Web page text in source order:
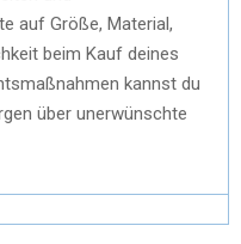
auf Größe, Material,
beim Kauf deines
kannst du
über unerwünschte